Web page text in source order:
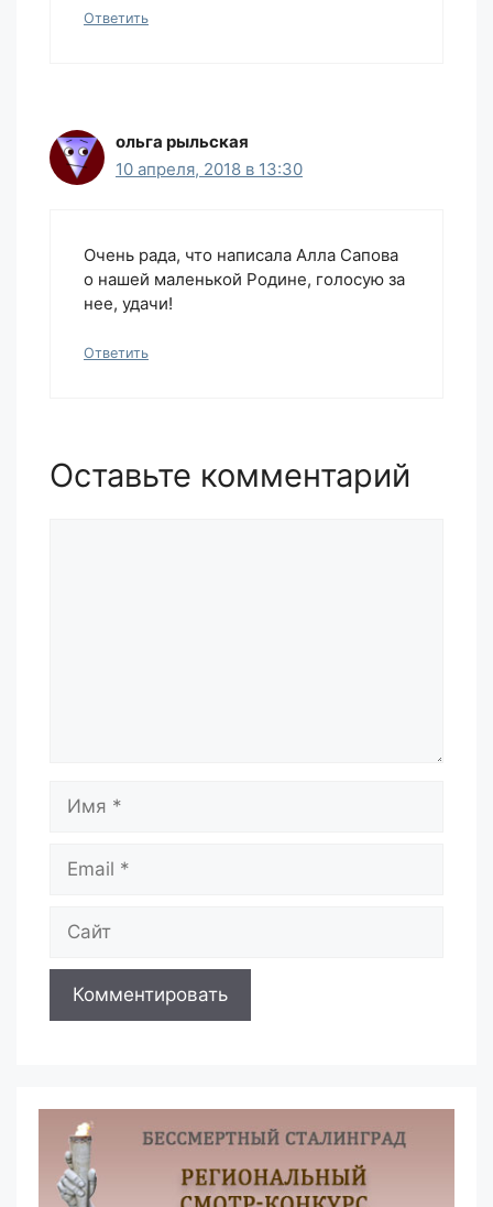
Ответить
ольга рыльская
10 апреля, 2018 в 13:30
Очень рада, что написала Алла Сапова
о нашей маленькой Родине, голосую за
нее, удачи!
Ответить
Оставьте комментарий